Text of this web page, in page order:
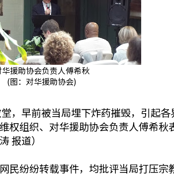
华援助协会负责人傅希秋
(图：对华援助协会)
，早前被当局埋下炸药摧毁，引起
权组织、对华援助协会负责人傅希
报道）
民纷纷转载事件，均批评当局打压